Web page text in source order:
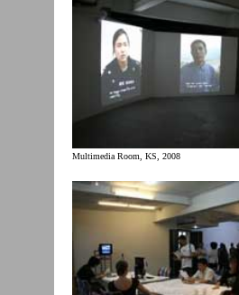
Multimedia Room, KS, 2008